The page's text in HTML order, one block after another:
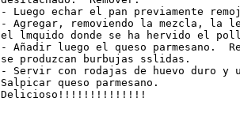
- Luego echar el pan previamente
- Agregar, removiendo la mezcla, la
el lmquido donde se ha hervido el
- Añadir luego el queso parmesano.
se produzcan burbujas sslidas.
- Servir con rodajas de huevo duro y
Salpicar queso parmesano.
Delicioso!!!!!!!!!!!!!!